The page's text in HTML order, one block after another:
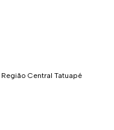
Região Central Tatuapé